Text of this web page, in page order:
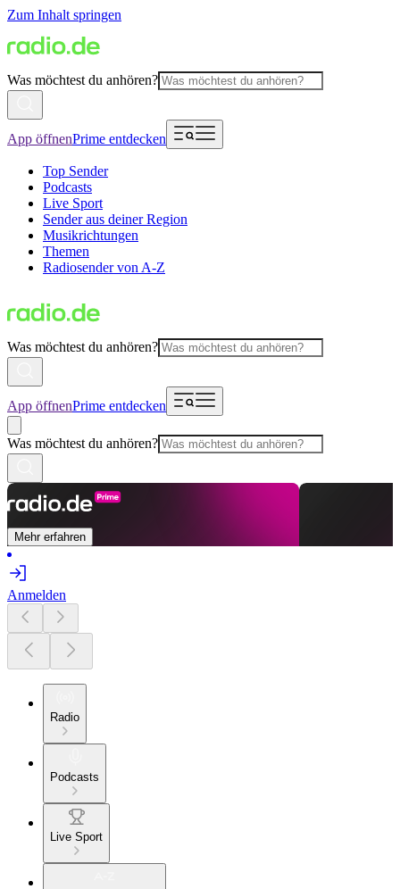
Zum Inhalt springen
Was möchtest du anhören?
App öffnenPrime entdecken
Top Sender
Podcasts
Live Sport
Sender aus deiner Region
Musikrichtungen
Themen
Radiosender von A-Z
Was möchtest du anhören?
App öffnenPrime entdecken
Was möchtest du anhören?
Mehr erfahren
Anmelden
Radio
Podcasts
Live Sport